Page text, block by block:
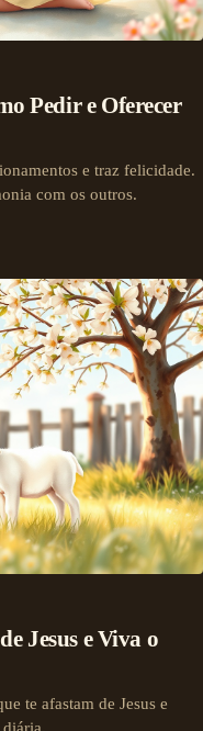
Pedir e Oferecer
e traz felicidade.
com os outros.
Jesus e Viva o
te afastam de Jesus e